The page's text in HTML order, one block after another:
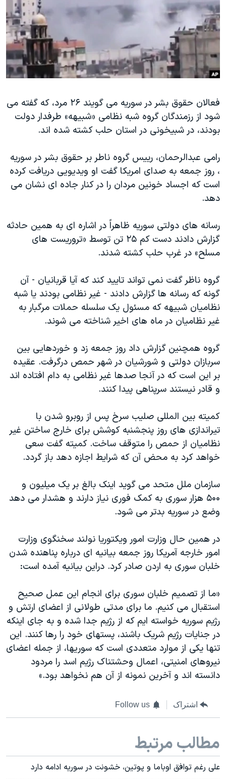
فرهنگ و زندگی
حقوق شهروندی
علم و فناوری
گالری عکس
آرشیو پخش زنده
مستندها
انتخابات ریاست جمهوری آمریکا ۲۰۲۴
حمله جمهوری اسلامی به اسرائیل
رمز مهسا
اعتراضات زن، زندگی، آزادی
مجموعه مستندهای دادخواهی
تریبونال مردمی آبان ۹۸
دادگاه حمید نوری
چهل سال گروگان‌گیری
قانون شفافیت دارائی کادر رهبری ایران
اسرائیل در جنگ
نرگس محمدی برنده جایزه نوبل صلح
صفحه‌های ویژه
سفر پرزیدنت ترامپ به چین
دنبال کنید
زبانهای مختلف
فعالان حقوق بشر در سوریه می گویند ۲۶ مرد، که گفته می
شود از رزمندگان گروه شبه نظامی «شبیهه» طرفدار دولت
بودند، در شبیخونی در استان حلب کشته شده اند.
رامی عبدالرحمان، رییس گروه ناطر بر حقوق بشر در سوریه
، روز جمعه به صدای امریکا گفت او ویدیویی دریافت کرده
است که اجساد خونین مردان را در کنار جاده ای نشان می
دهد.
رسانه های دولتی سوریه ظاهراً در اشاره ای به همین حادثه
گزارش دادند دست کم ۲۵ تن توسط «تروریست های
مسلح» در غرب حلب کشته شدند.
گروه ناظر گفت نمی تواند تایید کند که آیا قربانیان - آن
گونه که رسانه ها گزارش دادند - غیر نظامی بودند یا شبه
نظامیان شبیهه که مسئول یک سلسله حملات مرگبار به
غیر نظامیان در ماه های اخیر شناخته می شوند.
گروه همچنین گزارش داد روز جمعه زد و خوردهایی بین
سربازان دولتی و شورشیان در شهر حمص درگرفت. عقیده
بر این است که در آنجا صدها غیر نظامی به دام افتاده اند
و قادر نیستند سرپناهی پیدا کنند.
کمیته بین المللی صلیب سرخ پس از روبرو شدن با
تیراندازی های روز پنجشنبه کوشش برای خارج ساختن غیر
نظامیان از حمص را متوقف ساخت. کمیته گفت سعی
خواهد کرد به محض آن که شرایط اجازه دهد باز گردد.
سازمان ملل متحد می گوید اینک بالغ بر یک میلیون و
۵۰۰ هزار سوری به کمک فوری نیاز دارند و هشدار می دهد
وضع در سوریه بدتر می شود.
در همین حال وزارت امور ویکتوریا نولند سخنگوی وزارت
امور خارجه آمریکا روز جمعه بیانیه ای درباره پناهنده شدن
خلبان سوری به اردن صادر کرد. دراین بیانیه آمده است:
«ما از تصمیم خلبان سوری برای انجام این عمل صحیح
استقبال می کنیم. ما برای مدتی طولانی از اعضای ارتش و
رژیم سوریه خواسته ایم که از رژیم جدا شده و به جای اینکه
در جنایات رژیم شریک باشند، پستهای خود را رها کنند. این
تنها یکی از موارد متعددی است که سوریها، از جمله اعضای
نیروهای امنیتی، اعمال وحشتناک رژیم اسد را مردود
دانسته اند و آخرین نمونه از آن هم نخواهد بود.»
اشتراک Follow us
مطالب مرتبط
علی رغم توافق اوباما و پوتین، خشونت در سوریه ادامه دارد